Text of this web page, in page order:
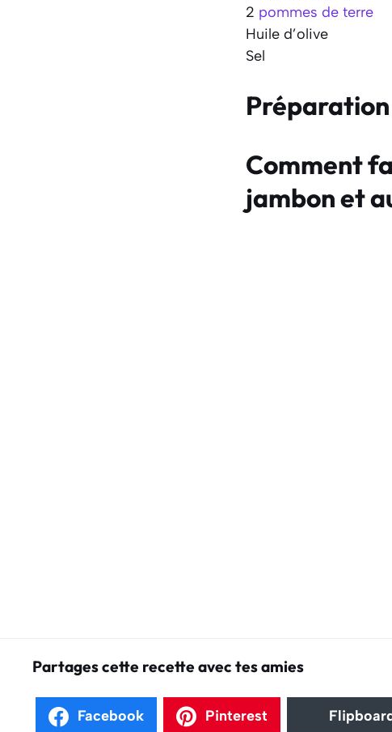
2 pommes de terre
Huile d’olive
Sel
Préparation
Comment
jambon et
Partages cette recette avec tes amies
Facebook Pinterest